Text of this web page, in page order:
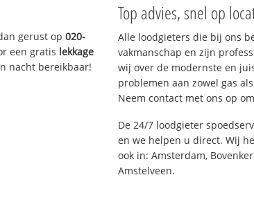
gerust op020-
een gratis lekkage
nacht bereikbaar!
Top advies, snel op
Alle loodgieters die bij ons
vakmanschap en zijn
wij over de modernste en
problemen aan zowel gas
Neem contact met ons op
De 24/7 loodgieter
en we helpen u direct. Wij
ook in: Amsterdam,
Amstelveen.